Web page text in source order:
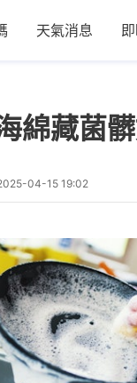
天氣消息
綿藏菌
04-15 19:02